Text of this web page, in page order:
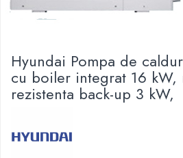
55000 BTU
Telecomenzi
Adaptoare wi-fi
Hyundai Pompa de
cu boiler integrat 16 kW,
rezistenta back-up 3 kW,